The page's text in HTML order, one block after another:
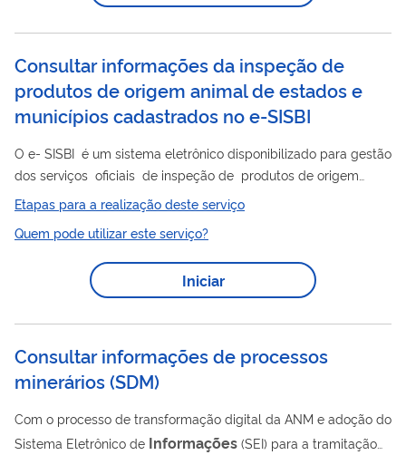
Consultar informações da inspeção de
produtos de origem animal de estados e
municípios cadastrados no e-SISBI
O e- SISBI é um sistema eletrônico disponibilizado para gestão
dos serviços oficiais de inspeção de produtos de origem
animal dos Estados, Distrito Federal, Municípios e consórcios
de Municípios, contemplando o Cadastro Geral voluntário de
todos os serviços de inspeção, dos estabelecimentos e
produtos neles registrados, além de controles aplicados à
referida inspeção. Sua utilização favorece o processo de
de Produtos de...
Etapas para a realização deste serviço
Quem pode utilizar este serviço?
Iniciar
Consultar informações de processos
minerários(SDM)
Com o processo de transformação digital da ANM e adoção do
Sistema Eletrônico de Informações (SEI) para a tramitação